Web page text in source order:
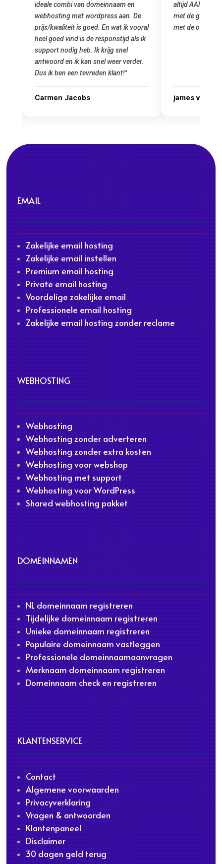
altijd AAN (: fijne prijzen vergeleken
met de grote jongens en dus nu al blij
met de overstap!"
james van oranje
het installeren
was meteen
gemaakt. Top
Marcel Thijs
EMAIL
Zakelijke email hosting
Zakelijke email instellen
Premium email hosting
Private email hosting
Voordelige zakelijke email
Professionele email hosting
Zakelijke email hosting zonder reclame
WEBHOSTING
Webhosting
Webhosting zonder adverteren
Webhosting zonder extra kosten
Webhosting voor webshop
Webhosting met support
Webhosting voor WordPress
Shared webhosting pakket
DOMEINNAMEN
NL domeinnaam registreren
Tijdelijke domeinnaam registreren
Unieke domeinnaam registreren
Populaire domeinnaam vastleggen
Professionele domeinnaamaanvragen
Merknaam domeinnaam registreren
Domeinnaam check en registreren
KLANTENSERVICE
Contact
Algemene voorwaarden
Privacyverklaring
Vragen & antwoorden
Klantenpaneel
Disclaimer
30 dagen geld terug